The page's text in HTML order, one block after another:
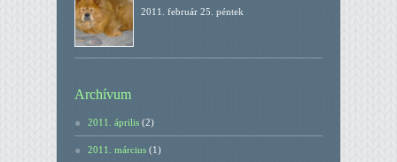
2011. február 25. péntek
Archívum
2011. április (2)
2011. március (1)